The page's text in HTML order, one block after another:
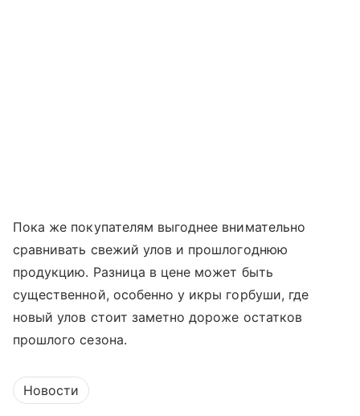
Пока же покупателям выгоднее внимательно
сравнивать свежий улов и прошлогоднюю
продукцию. Разница в цене может быть
существенной, особенно у икры горбуши, где
новый улов стоит заметно дороже остатков
прошлого сезона.
Новости